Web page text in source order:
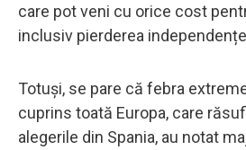
care pot veni cu orice cost
inclusiv pierderea
Totuși, se pare că febra
cuprins toată Europa, care
alegerile din Spania, au notat